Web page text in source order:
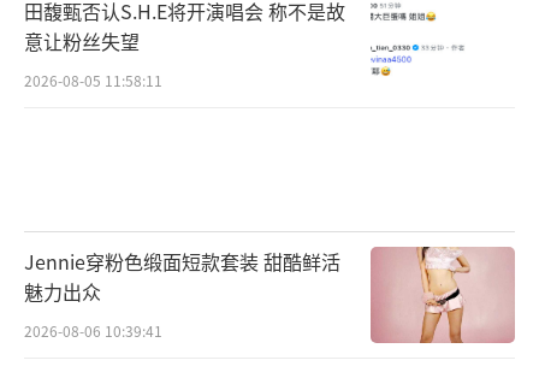
田馥甄否认S.H.E将开演唱会 称不是故
意让粉丝失望
2026-08-05 11:58:11
Jennie穿粉色缎面短款套装 甜酷鲜活
魅力出众
2026-08-06 10:39:41